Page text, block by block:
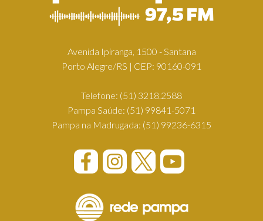
Avenida Ipiranga, 1500 - Santana
Porto Alegre/RS | CEP: 90160-091
Telefone: (51) 3218.2588
Pampa Saúde: (51) 99841-5071
Pampa na Madrugada: (51) 99236-6315